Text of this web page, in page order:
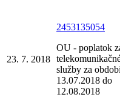
23. 7. 2018
2453135054
OU - poplatok
služby za
13.07.2018 do
12.08.2018